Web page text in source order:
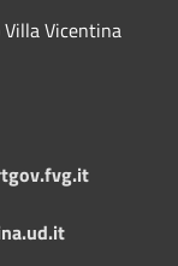
Vicentina